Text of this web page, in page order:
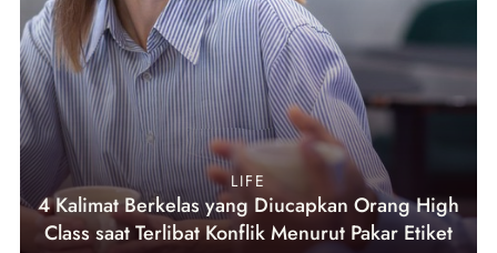
LIFE
4 Kalimat Berkelas yang Diucapkan Orang High
Class saat Terlibat Konflik Menurut Pakar Etiket